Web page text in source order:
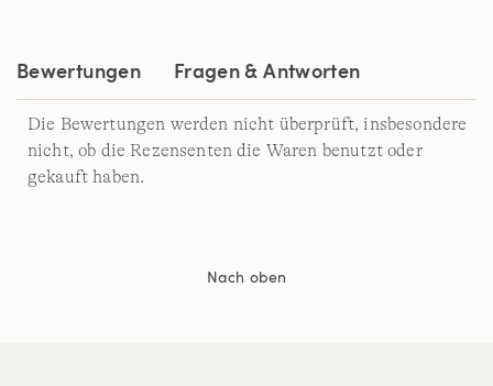
Bewertungen Fragen & Antworten
Die Bewertungen werden nicht überprüft, insbesondere
nicht, ob die Rezensenten die Waren benutzt oder
gekauft haben.
Nach oben